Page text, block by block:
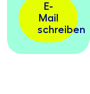
E-
Mail
schreiben